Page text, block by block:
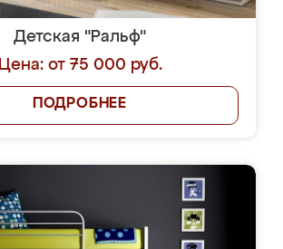
Детская "Ральф"
Цена: от 75 000 руб.
ПОДРОБНЕЕ